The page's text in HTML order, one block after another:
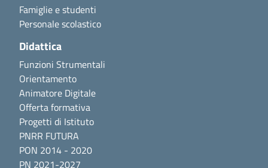
Famiglie e studenti
Personale scolastico
Didattica
Funzioni Strumentali
Orientamento
Animatore Digitale
Offerta formativa
Progetti di Istituto
PNRR FUTURA
PON 2014 - 2020
PN 2021-2027